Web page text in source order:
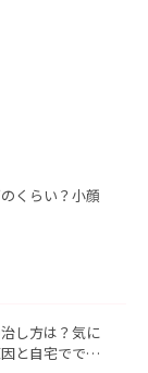
くらい？小顔
し方は？気に
と自宅ででき